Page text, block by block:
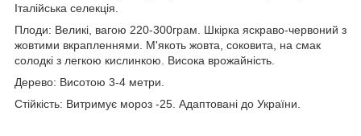
Італійська селекція.
Плоди: Великі, вагою 220-300грам. Шкірка яскраво-червоний з
жовтими вкрапленнями. М'якоть жовта, соковита, на смак
солодкі з легкою кислинкою. Висока врожайність.
Дерево: Висотою 3-4 метри.
Стійкість: Витримує мороз -25. Адаптовані до України.